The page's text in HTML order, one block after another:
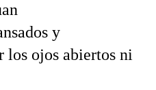
y
los ojos abiertos ni